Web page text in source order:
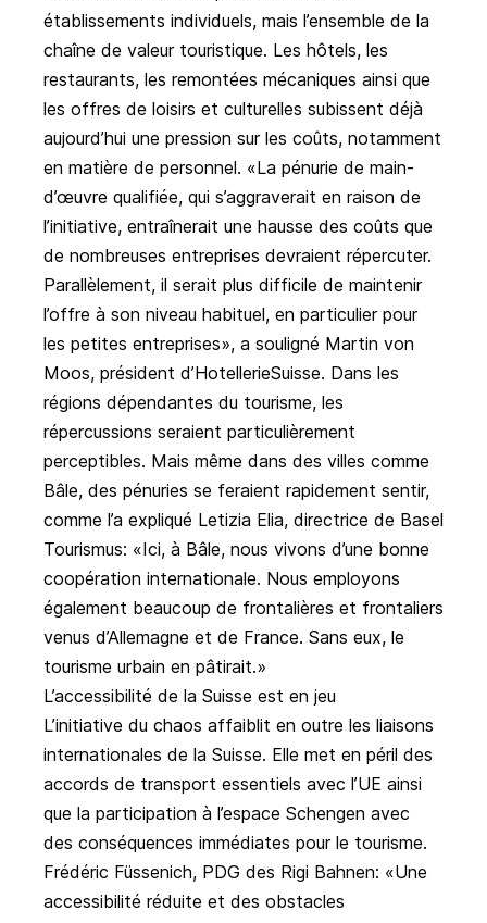
établissements individuels, mais l’ensemble de la
chaîne de valeur touristique. Les hôtels, les
restaurants, les remontées mécaniques ainsi que
les offres de loisirs et culturelles subissent déjà
aujourd’hui une pression sur les coûts, notamment
en matière de personnel. «La pénurie de main-
d’œuvre qualifiée, qui s’aggraverait en raison de
l’initiative, entraînerait une hausse des coûts que
de nombreuses entreprises devraient répercuter.
Parallèlement, il serait plus difficile de maintenir
l’offre à son niveau habituel, en particulier pour
les petites entreprises», a souligné Martin von
Moos, président d’HotellerieSuisse. Dans les
régions dépendantes du tourisme, les
répercussions seraient particulièrement
perceptibles. Mais même dans des villes comme
Bâle, des pénuries se feraient rapidement sentir,
comme l’a expliqué Letizia Elia, directrice de Basel
Tourismus: «Ici, à Bâle, nous vivons d’une bonne
coopération internationale. Nous employons
également beaucoup de frontalières et frontaliers
venus d’Allemagne et de France. Sans eux, le
tourisme urbain en pâtirait.»
L’accessibilité de la Suisse est en jeu
L’initiative du chaos affaiblit en outre les liaisons
internationales de la Suisse. Elle met en péril des
accords de transport essentiels avec l’UE ainsi
que la participation à l’espace Schengen avec
des conséquences immédiates pour le tourisme.
Frédéric Füssenich, PDG des Rigi Bahnen: «Une
accessibilité réduite et des obstacles